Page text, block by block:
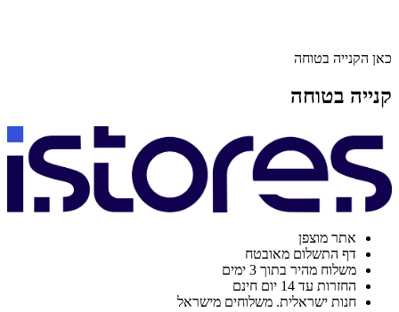
כאן הקנייה בטוחה
קנייה בטוחה
אתר מוצפן
דף התשלום מאובטח
משלוח מהיר בתוך 3 ימים
החזרות עד 14 יום חינם
חנות ישראלית. משלוחים מישראל